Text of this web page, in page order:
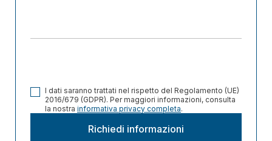
I dati saranno trattati nel rispetto del Regolamento (UE)
2016/679 (GDPR). Per maggiori informazioni, consulta
la nostra informativa privacy completa.